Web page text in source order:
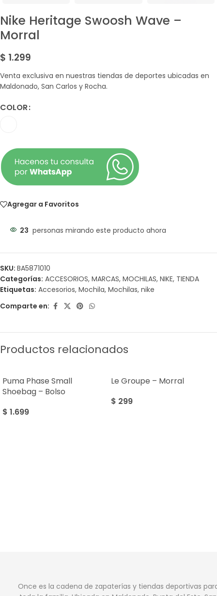
Nike Heritage Swoosh Wave –
Morral
$ 1.299
Venta exclusiva en nuestras tiendas de deportes ubicadas en
Maldonado, San Carlos y Rocha.
COLOR
Agregar a Favoritos
23 personas mirando este producto ahora
SKU: BA5871010
Categorías: ACCESORIOS, MARCAS, MOCHILAS, NIKE, TIENDA
Etiquetas: Accesorios, Mochila, Mochilas, nike
Comparte en:
Productos relacionados
Puma Phase Small
Shoebag – Bolso
$ 1.699
Le Groupe – Morral
$ 299
Once es la cadena de zapaterías y tiendas deportivas